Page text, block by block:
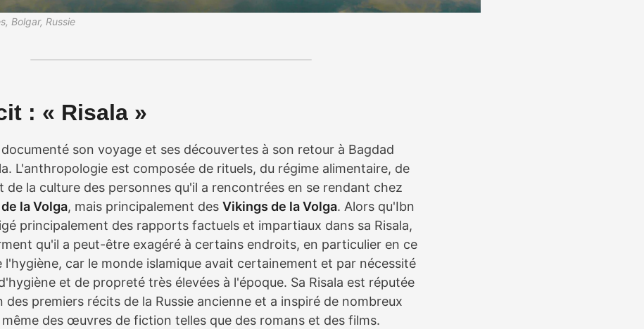
Bolgar, Russie
: « Risala »
son voyage et ses découvertes à son retour à Bagdad
L'anthropologie est composée de rituels, du régime alimentaire, de
de la culture des personnes qu'il a rencontrées en se rendant chez
la Volga, mais principalement des Vikings de la Volga. Alors qu'Ibn
principalement des rapports factuels et impartiaux dans sa Risala,
qu'il a peut-être exagéré à certains endroits, en particulier en ce
l'hygiène, car le monde islamique avait certainement et par nécessité
et de propreté très élevées à l'époque. Sa Risala est réputée
des premiers récits de la Russie ancienne et a inspiré de nombreux
des œuvres de fiction telles que des romans et des films.